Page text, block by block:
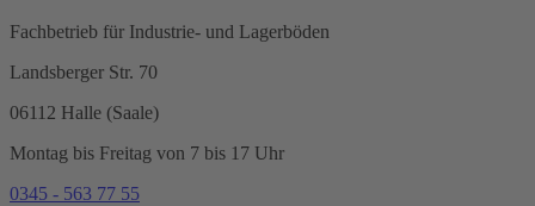
Fachbetrieb für Industrie- und Lagerböden
Landsberger Str. 70
06112 Halle (Saale)
Montag bis Freitag von 7 bis 17 Uhr
0345 - 563 77 55